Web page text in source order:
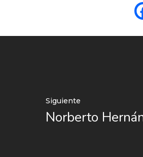
Siguiente
Norberto